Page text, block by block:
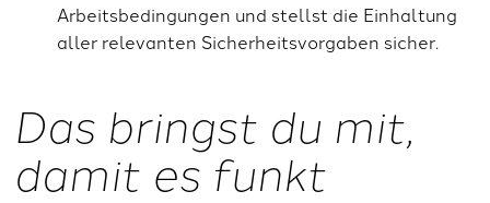
Arbeitsbedingungen und stellst die Einhaltung
aller relevanten Sicherheitsvorgaben sicher.
Das bringst du mit,
damit es funkt